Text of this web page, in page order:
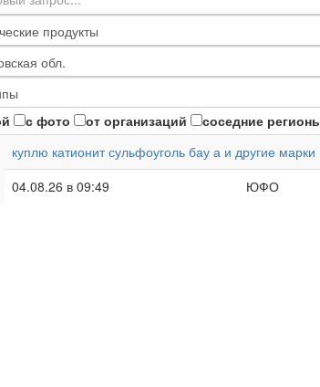
с фото от организаций соседние
куплю катионит сульфоуголь бау а и другие марки
04.08.26 в 09:49
ЮФО